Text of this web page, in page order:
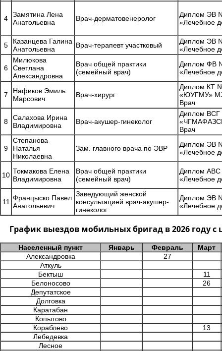
4
Замятина Лена
Анатольевна
Врач-дерматовенеролог
Диплом ЭВ
«Лечебное
5
Казанцева Галина
Анатольевна
Врач-терапевт участковый
Диплом ЭВ
«Лечебное
6
Милюкова
Светлана
Александровна
Врач общей практики
(семейный врач)
Диплом ФВ
«Лечебное
7
Нафиков Эмиль
Марсович
Врач-хирург
Диплом КТ
«ЮУГМУ»
Врач
8
Салахова Ирина
Владимировна
Врач-акушер-гинеколог
Диплом
Врач
9
Степанова
Наталья
Николаевна
Зам. главного врача по ЭВР
Диплом ЭВ
«Лечебное
10 Токмакова Елена
Владимировна
Врач общей практики
(семейный врач)
Диплом
«Лечебное
11 Францыско Павел
Анатольевич
Заведующий женской
консультацией врач-акушер-
гинеколог
Диплом ЭВ
«Лечебное
График выездов мобильных бригад в 2026 году
Населенный пункт Январь Февраль
Март
Александровка
27
Аткуль
Бектыш
11
Белоносово
26
Депутатское
Долговка
Каратабан
Копытово
Кораблево
13
Лебедевка
Лесное